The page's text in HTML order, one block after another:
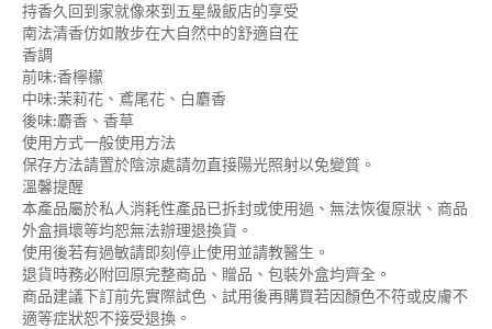
持香久回到家就像來到五星級飯店的享受
南法清香仿如散步在大自然中的舒適自在
香調
前味:香檸檬
中味:茉莉花、鳶尾花、白麝香
後味:麝香、香草
使用方式一般使用方法
保存方法請置於陰涼處請勿直接陽光照射以免變質。
溫馨提醒
本產品屬於私人消耗性產品已拆封或使用過、無法恢復原狀、商品
外盒損壞等均恕無法辦理退換貨。
使用後若有過敏請即刻停止使用並請教醫生。
退貨時務必附回原完整商品、贈品、包裝外盒均齊全。
商品建議下訂前先實際試色、試用後再購買若因顏色不符或皮膚不
適等症狀恕不接受退換。